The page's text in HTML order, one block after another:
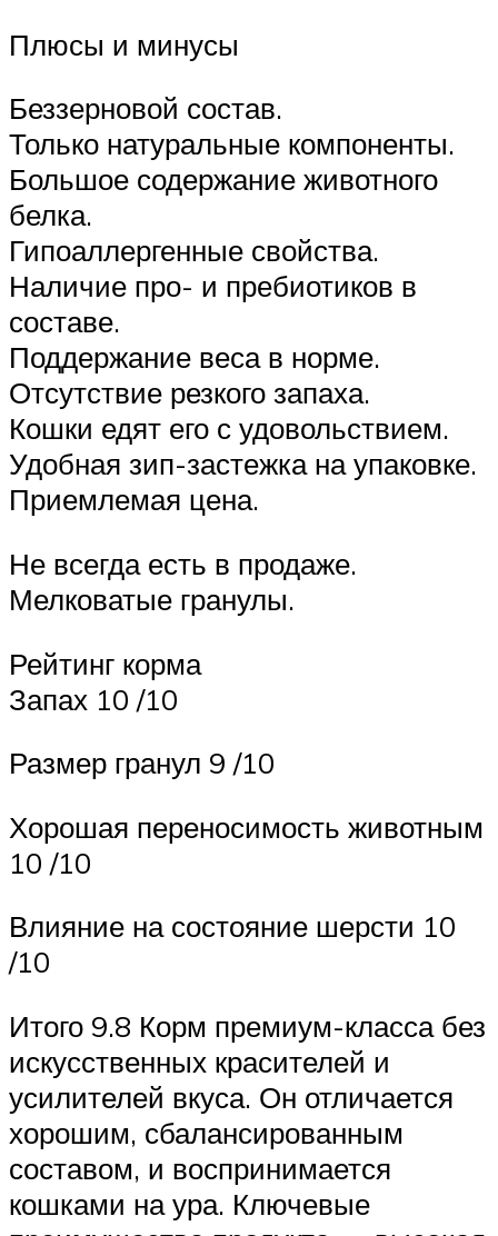
Плюсы и минусы
Беззерновой состав.
Только натуральные компоненты.
Большое содержание животного
белка.
Гипоаллергенные свойства.
Наличие про- и пребиотиков в
составе.
Поддержание веса в норме.
Отсутствие резкого запаха.
Кошки едят его с удовольствием.
Удобная зип-застежка на упаковке.
Приемлемая цена.
Не всегда есть в продаже.
Мелковатые гранулы.
Рейтинг корма
Запах 10 /10
Размер гранул 9 /10
Хорошая переносимость животным
10 /10
Влияние на состояние шерсти 10
/10
Итого 9.8 Корм премиум-класса без
искусственных красителей и
усилителей вкуса. Он отличается
хорошим, сбалансированным
составом, и воспринимается
кошками на ура. Ключевые